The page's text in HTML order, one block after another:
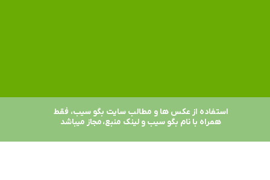
استفاده از عکس ها و مطالب سایت بگو سیب، فقط
همراه با نام بگو سیب و لینک منبع، مجاز میباشد